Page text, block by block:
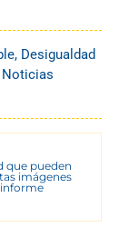
, Desigualdad
que pueden
imágenes